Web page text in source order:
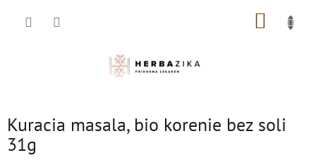
Kuracia masala, bio korenie bez soli
31g